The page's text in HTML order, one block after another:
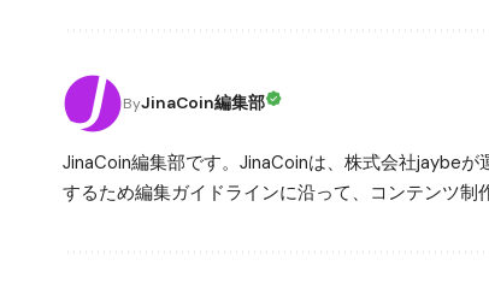
ByJinaCoin編集部
JinaCoin編集部です。JinaCoinは、株式会社jaybe
するため編集ガイドラインに沿って、コンテンツ